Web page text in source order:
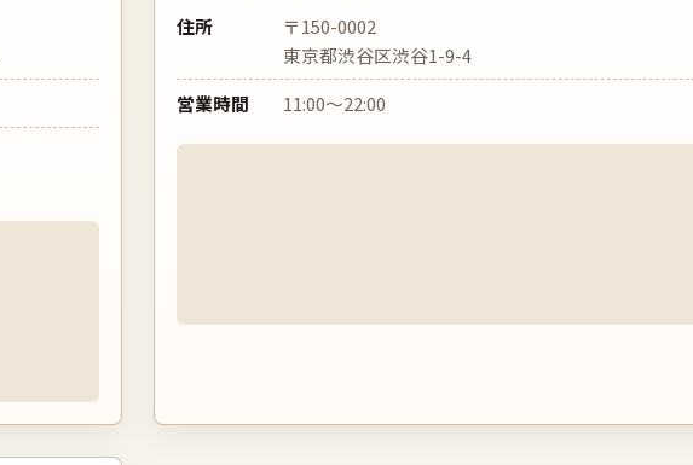
住所
〒150-0002
東京都渋谷区渋谷1-9-4
営業時間
11:00〜22:00